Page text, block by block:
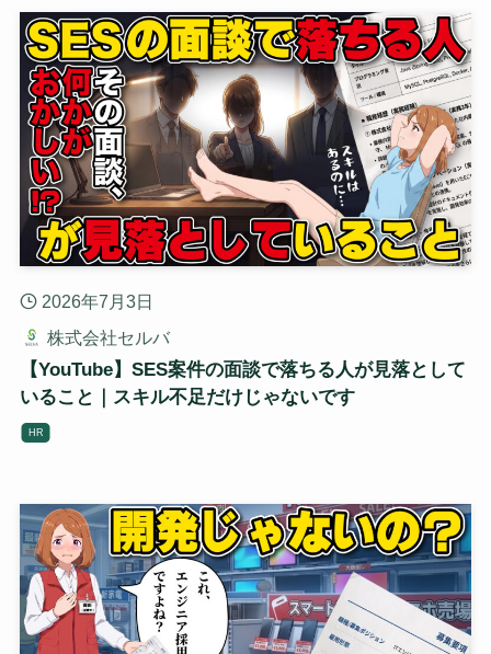
2026年7月3日
株式会社セルバ
【YouTube】SES案件の面談で落ちる人が見落として
いること｜スキル不足だけじゃないです
HR